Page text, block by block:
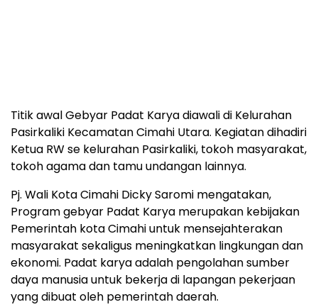
Titik awal Gebyar Padat Karya diawali di Kelurahan
Pasirkaliki Kecamatan Cimahi Utara. Kegiatan dihadiri
Ketua RW se kelurahan Pasirkaliki, tokoh masyarakat,
tokoh agama dan tamu undangan lainnya.
Pj. Wali Kota Cimahi Dicky Saromi mengatakan,
Program gebyar Padat Karya merupakan kebijakan
Pemerintah kota Cimahi untuk mensejahterakan
masyarakat sekaligus meningkatkan lingkungan dan
ekonomi. Padat karya adalah pengolahan sumber
daya manusia untuk bekerja di lapangan pekerjaan
yang dibuat oleh pemerintah daerah.